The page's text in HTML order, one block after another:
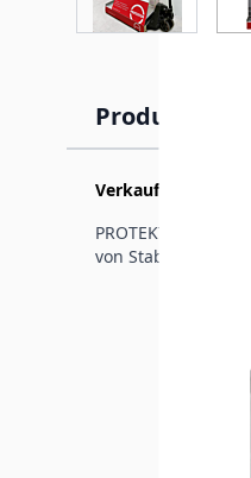
Verkaufsdisplay
PROTEKTOR
von Stab- und